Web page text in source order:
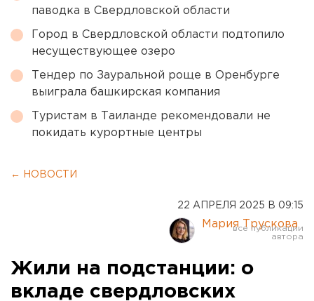
паводка в Свердловской области
Город в Свердловской области подтопило
несуществующее озеро
Тендер по Зауральной роще в Оренбурге
выиграла башкирская компания
Туристам в Таиланде рекомендовали не
покидать курортные центры
← НОВОСТИ
22 АПРЕЛЯ 2025 В 09:15
Мария Трускова
Жили на подстанции: о
вкладе свердловских